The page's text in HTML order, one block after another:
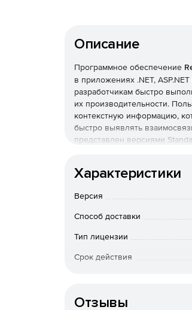
Описание
Программное обеспечение
в приложениях .NET,
разработчикам быстро
их производительности.
контекстную информацию,
быстро выявлять
представлен версиями
др.
Основные возможности Red
временной шкалы для
Характеристики
Версия
Способ доставки
Тип лицензии
Срок действия
Отзывы